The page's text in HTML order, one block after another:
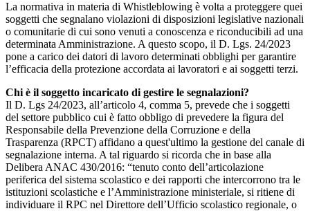
La normativa in materia di Whistleblowing è volta a proteggere quei
soggetti che segnalano violazioni di disposizioni legislative nazionali
o comunitarie di cui sono venuti a conoscenza e riconducibili ad una
determinata Amministrazione. A questo scopo, il D. Lgs. 24/2023
pone a carico dei datori di lavoro determinati obblighi per garantire
l’efficacia della protezione accordata ai lavoratori e ai soggetti terzi.
Chi è il soggetto incaricato di gestire le segnalazioni?
Il D. Lgs 24/2023, all’articolo 4, comma 5, prevede che i soggetti
del settore pubblico cui è fatto obbligo di prevedere la figura del
Responsabile della Prevenzione della Corruzione e della
Trasparenza (RPCT) affidano a quest'ultimo la gestione del canale di
segnalazione interna. A tal riguardo si ricorda che in base alla
Delibera ANAC 430/2016: “tenuto conto dell’articolazione
periferica del sistema scolastico e dei rapporti che intercorrono tra le
istituzioni scolastiche e l’Amministrazione ministeriale, si ritiene di
individuare il RPC nel Direttore dell’Ufficio scolastico regionale, o